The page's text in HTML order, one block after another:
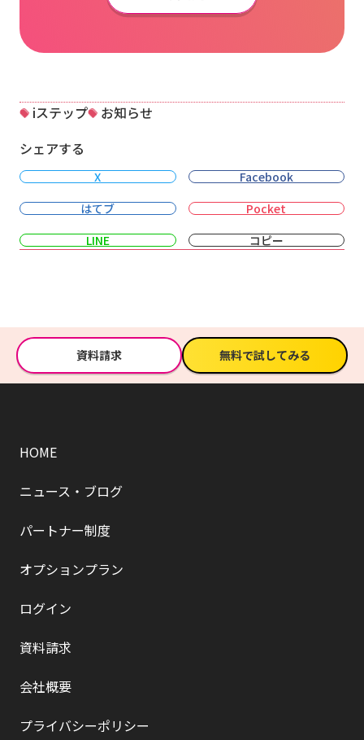
iステップ
お知らせ
シェアする
X
Facebook
はてブ
Pocket
LINE
コピー
資料請求 無料で試してみる
HOME
ニュース・ブログ
パートナー制度
オプションプラン
ログイン
資料請求
会社概要
プライバシーポリシー